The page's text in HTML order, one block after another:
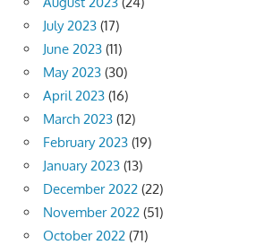
July 2023 (17)
June 2023 (11)
May 2023 (30)
April 2023 (16)
March 2023 (12)
February 2023 (19)
January 2023 (13)
December 2022 (22)
November 2022 (51)
October 2022 (71)